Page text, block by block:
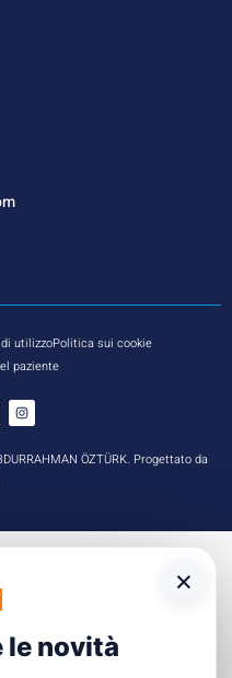
utilizzoPolitica sui cookie
paziente
ÖZTÜRK. Progettato da
×
le novità